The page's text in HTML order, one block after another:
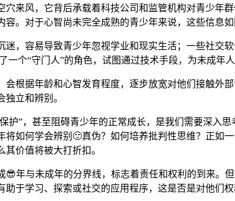
穴来风，它背后承载着科技公司和监管机构对青少年
容。对于心智尚未完全成熟的青少年来说，这些信息
迷，容易导致青少年忽视学业和现实生活；一些社交
一个“守门人”的角色，试图通过技术手段，为未成年
根据年龄和心智发育程度，逐步放宽对他们接触外
立和辨别。
护”，甚至阻碍青少年的正常成长，是我们需要深入
将如何学会辨别🙂真伪？如何培养批判性思维？正
价值将被大打折扣。
😎年与未成年的分界线，标志着责任和权利的到来。
于学习、探索或社交的应用程序，这是否是对他们权